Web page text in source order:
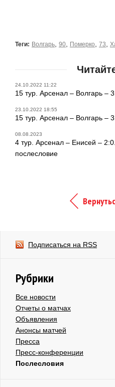
Теги: Волгарь 90 Померко 73
24.10.2022 11:22
15 тур. Арсенал – Волгарь –
23.10.2022 18:55
15 тур. Арсенал – Волгарь –
08.08.2023
4 тур. Арсенал – Енисей –
послесловие
Подписаться на RSS
Рубрики
Все новости
Отчеты о матчах
Объявления
Анонсы матчей
Пресса
Пресс-конференции
Послесловия